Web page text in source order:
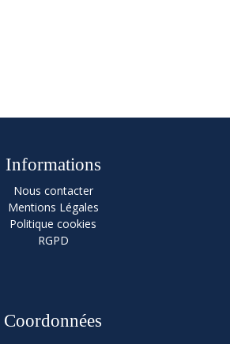
Informations
Nous contacter
Mentions Légales
Politique cookies
RGPD
Coordonnées